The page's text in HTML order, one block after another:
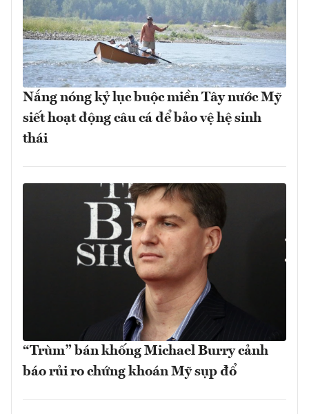
Nắng nóng kỷ lục buộc miền Tây nước Mỹ
siết hoạt động câu cá để bảo vệ hệ sinh
thái
“Trùm” bán khống Michael Burry cảnh
báo rủi ro chứng khoán Mỹ sụp đổ